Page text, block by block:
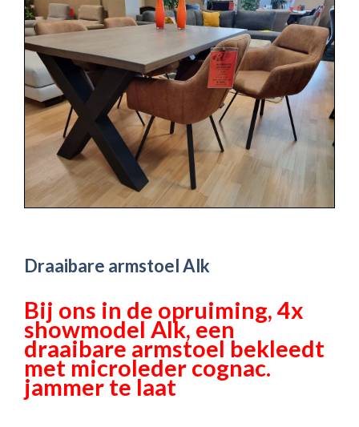
Draaibare armstoel Alk
Bij ons in de opruiming, 4x
showmodel Alk, een
draaibare armstoel bekleedt
met microleder cognac.
jammer te laat